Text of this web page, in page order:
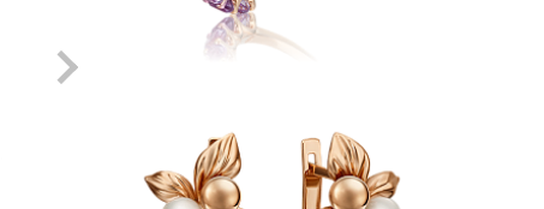
12 478.81 руб. Артикул: П-111
12 478.81 руб.